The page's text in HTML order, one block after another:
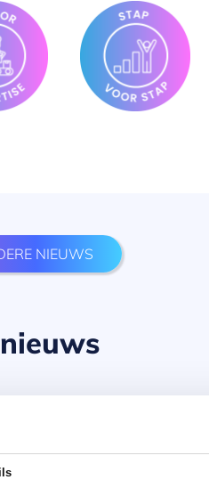
NIEUWS